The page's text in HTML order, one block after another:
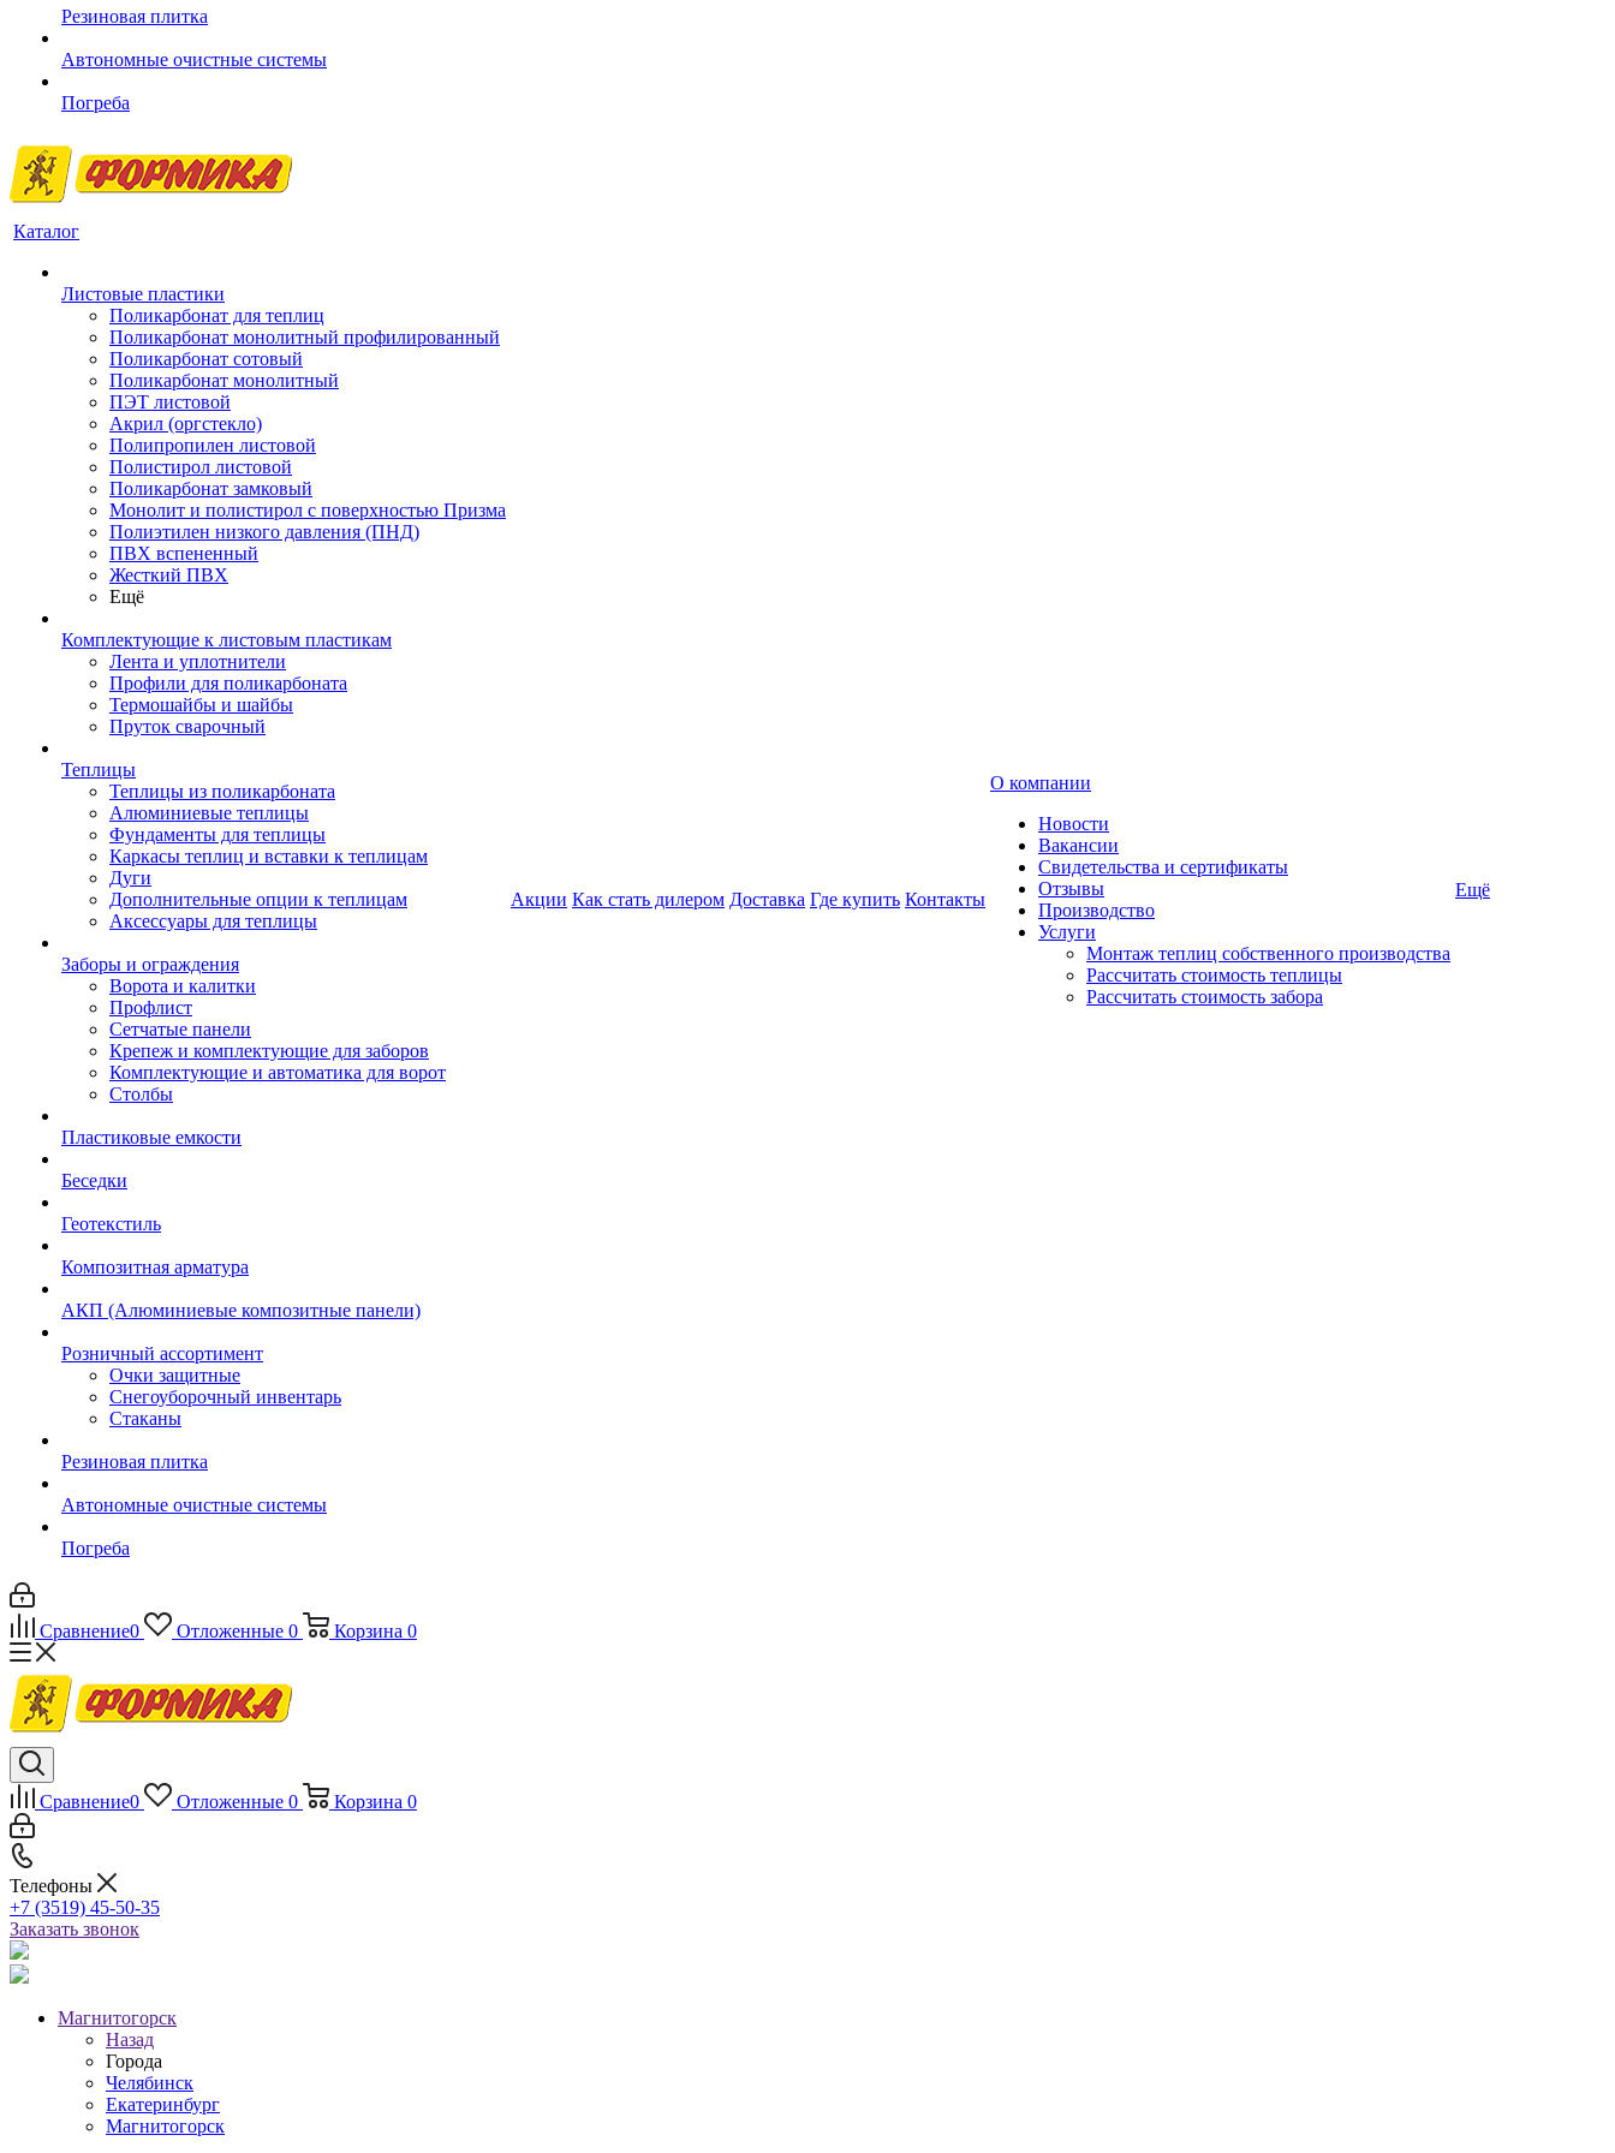
Резиновая плитка
Автономные очистные системы
Погреба
Каталог
Листовые пластики
Поликарбонат для теплиц
Поликарбонат монолитный профилированный
Поликарбонат сотовый
Поликарбонат монолитный
ПЭТ листовой
Акрил (оргстекло)
Полипропилен листовой
Полистирол листовой
Поликарбонат замковый
Монолит и полистирол с поверхностью Призма
Полиэтилен низкого давления (ПНД)
ПВХ вспененный
Жесткий ПВХ
Ещё
Комплектующие к листовым пластикам
Лента и уплотнители
Профили для поликарбоната
Термошайбы и шайбы
Пруток сварочный
Теплицы
Теплицы из поликарбоната
Алюминиевые теплицы
Фундаменты для теплицы
Каркасы теплиц и вставки к теплицам
Дуги
Дополнительные опции к теплицам
Аксессуары для теплицы
Заборы и ограждения
Ворота и калитки
Профлист
Сетчатые панели
Крепеж и комплектующие для заборов
Комплектующие и автоматика для ворот
Столбы
Пластиковые емкости
Беседки
Геотекстиль
Композитная арматура
АКП (Алюминиевые композитные панели)
Розничный ассортимент
Очки защитные
Снегоуборочный инвентарь
Стаканы
Резиновая плитка
Автономные очистные системы
Погреба
Акции Как стать дилером Доставка Где купить Контакты
О компании
Новости
Вакансии
Свидетельства и сертификаты
Отзывы
Производство
Услуги
Монтаж теплиц собственного производства
Рассчитать стоимость теплицы
Рассчитать стоимость забора
Ещё
Сравнение0 Отложенные 0 Корзина 0
Сравнение0 Отложенные 0 Корзина 0
Телефоны
+7 (3519) 45-50-35
Заказать звонок
Магнитогорск
Назад
Города
Челябинск
Екатеринбург
Магнитогорск